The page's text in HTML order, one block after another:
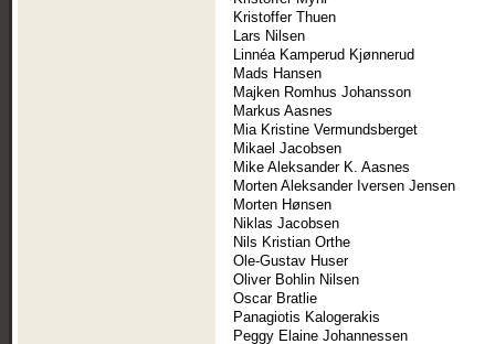
Kristoffer Thuen
Lars Nilsen
Linnéa Kamperud Kjønnerud
Mads Hansen
Majken Romhus Johansson
Markus Aasnes
Mia Kristine Vermundsberget
Mikael Jacobsen
Mike Aleksander K. Aasnes
Morten Aleksander Iversen Jensen
Morten Hønsen
Niklas Jacobsen
Nils Kristian Orthe
Ole-Gustav Huser
Oliver Bohlin Nilsen
Oscar Bratlie
Panagiotis Kalogerakis
Peggy Elaine Johannessen